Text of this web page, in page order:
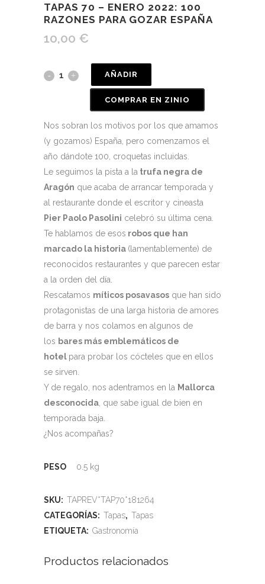
TAPAS 70 – ENERO 2022: 100
RAZONES PARA GOZAR ESPAÑA
10,00 €
AÑADIR
COMPRAR EN ZINIO
Nos sobran los motivos por los que amamos
(y gozamos) España, pero comenzamos el
año dándote 100, croquetas incluidas.
Le seguimos la pista a la trufa negra de
Aragón que acaba de arrancar temporada y
al restaurante donde el escritor y cineasta
Pier Paolo Pasolini celebró su última cena.
Te hablamos de esos robos que han
marcado la historia (lamentablemente) de
reconocidos restaurantes y que parecen estar
a la orden del día.
Rescatamos míticos posavasos que han sido
protagonistas de una larga historia de amores
de barra y nos colamos en algunos de
los bares más emblemáticos de
hotel para probar los cócteles que en ellos
se sirven.
Y de regalo, nos adentramos en la Mallorca
desconocida , que sabe igual de bien en
temporada baja.
¿Nos acompañas?
PESO 0.5 kg
SKU: TAPREV*TAP70*181264
CATEGORÍAS: Tapas, Tapas
ETIQUETA: Gastronomía
Productos relacionados